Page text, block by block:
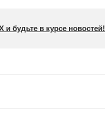
будьте в курсе новостей!